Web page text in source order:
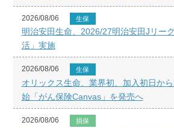
2026/08/06 生保
明治安田生命、2026/27明治安田Jリー
活」実施
2026/08/06 生保
オリックス生命、業界初、加入初日か
始「がん保険Canvas」を発売へ
2026/08/06 損保